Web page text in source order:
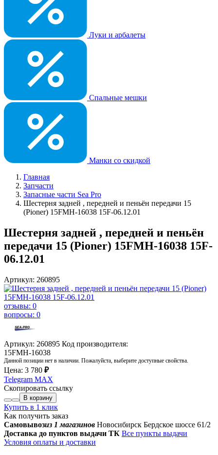
Луки и арбалеты
Спальные мешки
Манки со скидкой
Главная
Запчасти
Запасные части Sea Pro
Шестерня задней , передней и пеньён передачи 15
(Pioner) 15FMH-16038 15F-06.12.01
Шестерня задней , передней и пеньён
передачи 15 (Pioner) 15FMH-16038 15F-
06.12.01
Артикул: 260895
отзывы: 0
вопросы: 0
Артикул: 260895 Код производителя:
15FMH-16038
Данной позиции нет в наличии. Пожалуйста, выберите доступные свойства.
Цена: 3 780 ₽
Telegram MAX
Скопировать ссылку
В корзину
Купить в 1 клик
Как получить заказ
Самовывозиз 1 магазинов Новосибирск Бердское шоссе 61/2
Доставка до пунктов выдачи ТК Все пункты выдачи
Условия оплаты и доставки